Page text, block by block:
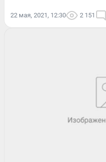
22 мая, 2021, 12:30 2 151